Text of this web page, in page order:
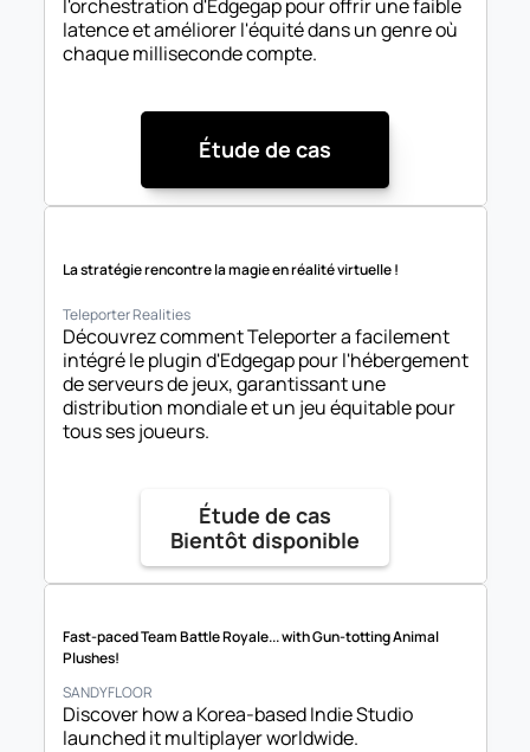
l'orchestration d'Edgegap pour offrir une faible
latence et améliorer l'équité dans un genre où
chaque milliseconde compte.
Étude de cas
La stratégie rencontre la magie en réalité virtuelle !
Teleporter Realities
Découvrez comment Teleporter a facilement
intégré le plugin d'Edgegap pour l'hébergement
de serveurs de jeux, garantissant une
distribution mondiale et un jeu équitable pour
tous ses joueurs.
Étude de cas
Bientôt disponible
Fast-paced Team Battle Royale... with Gun-totting Animal
Plushes!
SANDYFLOOR
Discover how a Korea-based Indie Studio
launched it multiplayer worldwide.